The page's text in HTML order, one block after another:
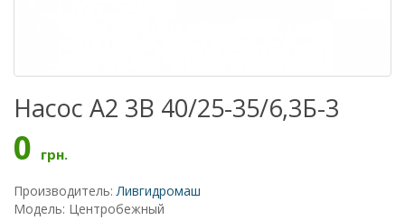
Насос А2 3В 40/25-35/6,3Б-3
0 грн.
Производитель:Ливгидромаш
Модель: Центробежный